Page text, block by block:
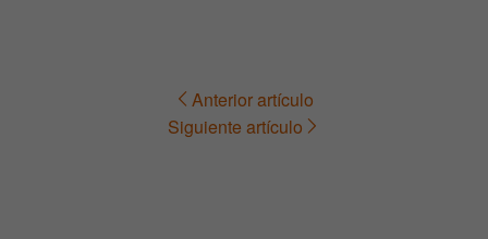
Navegación Anterior artículo
Siguiente artículo